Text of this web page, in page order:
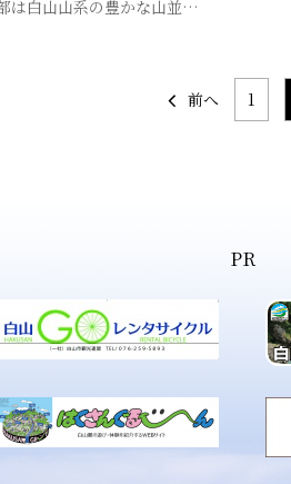
は白山山系の豊かな山並…
前へ 1